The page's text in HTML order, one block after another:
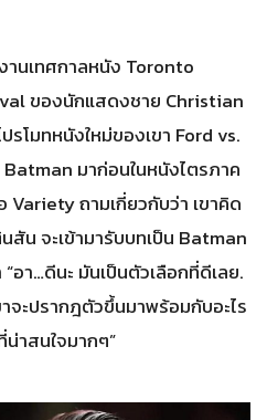
านเทศกาลหนัง Toronto
ของนักแสดงชาย Christian
รโมทหนังใหม่ของเขา Ford vs.
มาก่อนในหนังไตรภาค
ถามเกี่ยวกับว่า เขาคิด
สัน จะเข้ามารับบทเป็น Batman
อา…ดีนะ มันเป็นตัวเลือกที่ดีเลย.
าจะปรากฎตัวขึ้นมาพร้อมกับอะไร
าสนใจมากๆ”